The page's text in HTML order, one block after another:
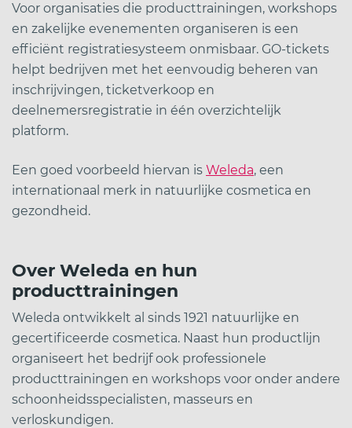
Voor organisaties die producttrainingen, workshops
en zakelijke evenementen organiseren is een
efficiënt registratiesysteem onmisbaar. GO-tickets
helpt bedrijven met het eenvoudig beheren van
inschrijvingen, ticketverkoop en
deelnemersregistratie in één overzichtelijk
platform.
Een goed voorbeeld hiervan is Weleda, een
internationaal merk in natuurlijke cosmetica en
gezondheid.
Over Weleda en hun
producttrainingen
Weleda ontwikkelt al sinds 1921 natuurlijke en
gecertificeerde cosmetica. Naast hun productlijn
organiseert het bedrijf ook professionele
producttrainingen en workshops voor onder andere
schoonheidsspecialisten, masseurs en
verloskundigen.